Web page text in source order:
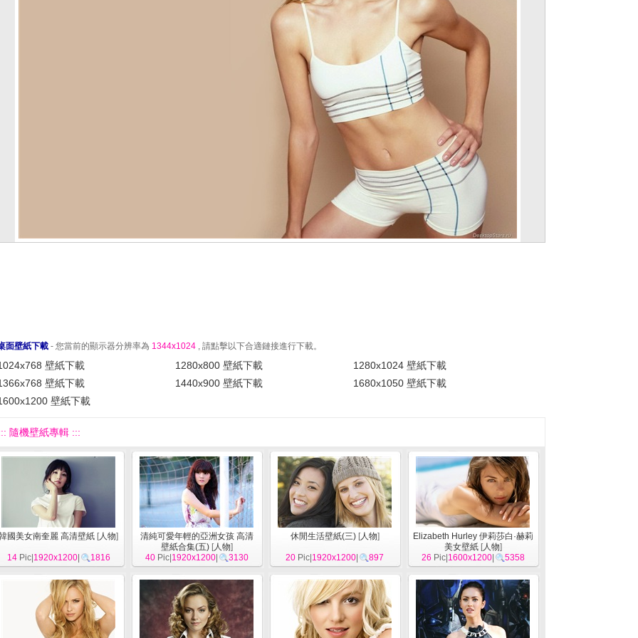
面壁紙下載 - 您當前的顯示器分辨率為 1344x1024 , 請點擊以下合適鏈接進行下載。
壁紙下載 1280x800 壁紙下載
1280x1024 壁紙下載
壁紙下載
1440x900 壁紙下載
1680x1050 壁紙下載
壁紙下載
隨機壁紙專輯 :::
國美女南奎麗 高清壁紙 [人物]
14Pic| 1920x1200| 1816
清純可愛年輕的亞洲女孩 高清
壁紙合集(五)[人物]
40Pic| 1920x1200| 3130
休閒生活壁紙(三)[人物]
20 Pic| 1920x1200 897
Elizabeth Hurley 伊莉莎白·赫莉
美女壁紙[人物]
26 Pic| 1600x1200| 5358